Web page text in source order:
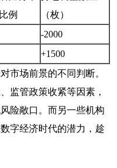
例
（枚）
-2000
+1500
市场前景的不同判断。
监管政策收紧等因素，
险敞口。而另一些机构
字经济时代的潜力，趁